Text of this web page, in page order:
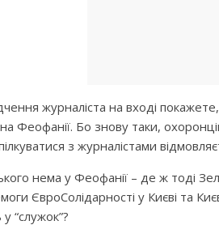
журналіста на вході
Феофанії. Бо знову таки,
з журналістами
нема у Феофанії – де ж тоді
ЄвроСолідарності у Києві та
“служок”?